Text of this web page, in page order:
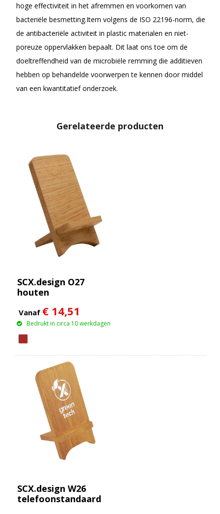
hoge effectiviteit in het afremmen en voorkomen van
bacteriële besmetting.Item volgens de ISO 22196-norm, die
de antibacteriële activiteit in plastic materialen en niet-
poreuze oppervlakken bepaalt. Dit laat ons toe om de
doeltreffendheid van de microbiële remming die additieven
hebben op behandelde voorwerpen te kennen door middel
van een kwantitatief onderzoek.
Gerelateerde producten
SCX.design O27
houten
Vanaf € 14,51
Bedrukt in circa 10 werkdagen
SCX.design W26
telefoonstandaard